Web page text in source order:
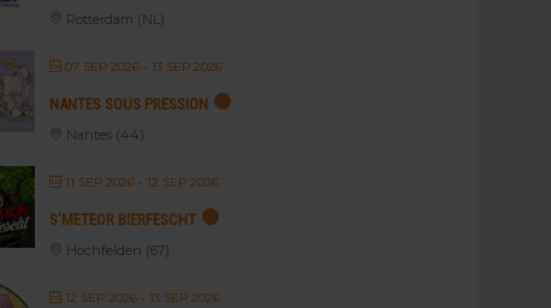
Rotterdam (NL)
07 SEP 2026 - 13 SEP 2026
NANTES SOUS PRESSION
Nantes (44)
11 SEP 2026 - 12 SEP 2026
S’METEOR BIERFESCHT
Hochfelden (67)
12 SEP 2026 - 13 SEP 2026